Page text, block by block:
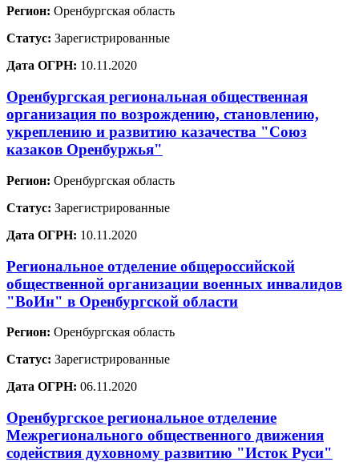
Регион: Оренбургская область
Статус: Зарегистрированные
Дата ОГРН: 10.11.2020
Оренбургская региональная общественная
организация по возрождению, становлению,
укреплению и развитию казачества "Союз
казаков Оренбуржья"
Регион: Оренбургская область
Статус: Зарегистрированные
Дата ОГРН: 10.11.2020
Региональное отделение общероссийской
общественной организации военных инвалидов
"ВоИн" в Оренбургской области
Регион: Оренбургская область
Статус: Зарегистрированные
Дата ОГРН: 06.11.2020
Оренбургское региональное отделение
Межрегионального общественного движения
содействия духовному развитию "Исток Руси"